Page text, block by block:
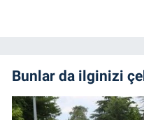
Bunlar da ilginizi